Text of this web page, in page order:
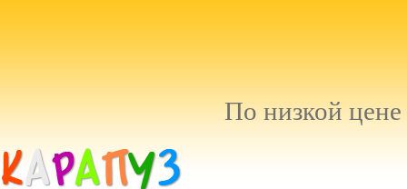
По низкой цене